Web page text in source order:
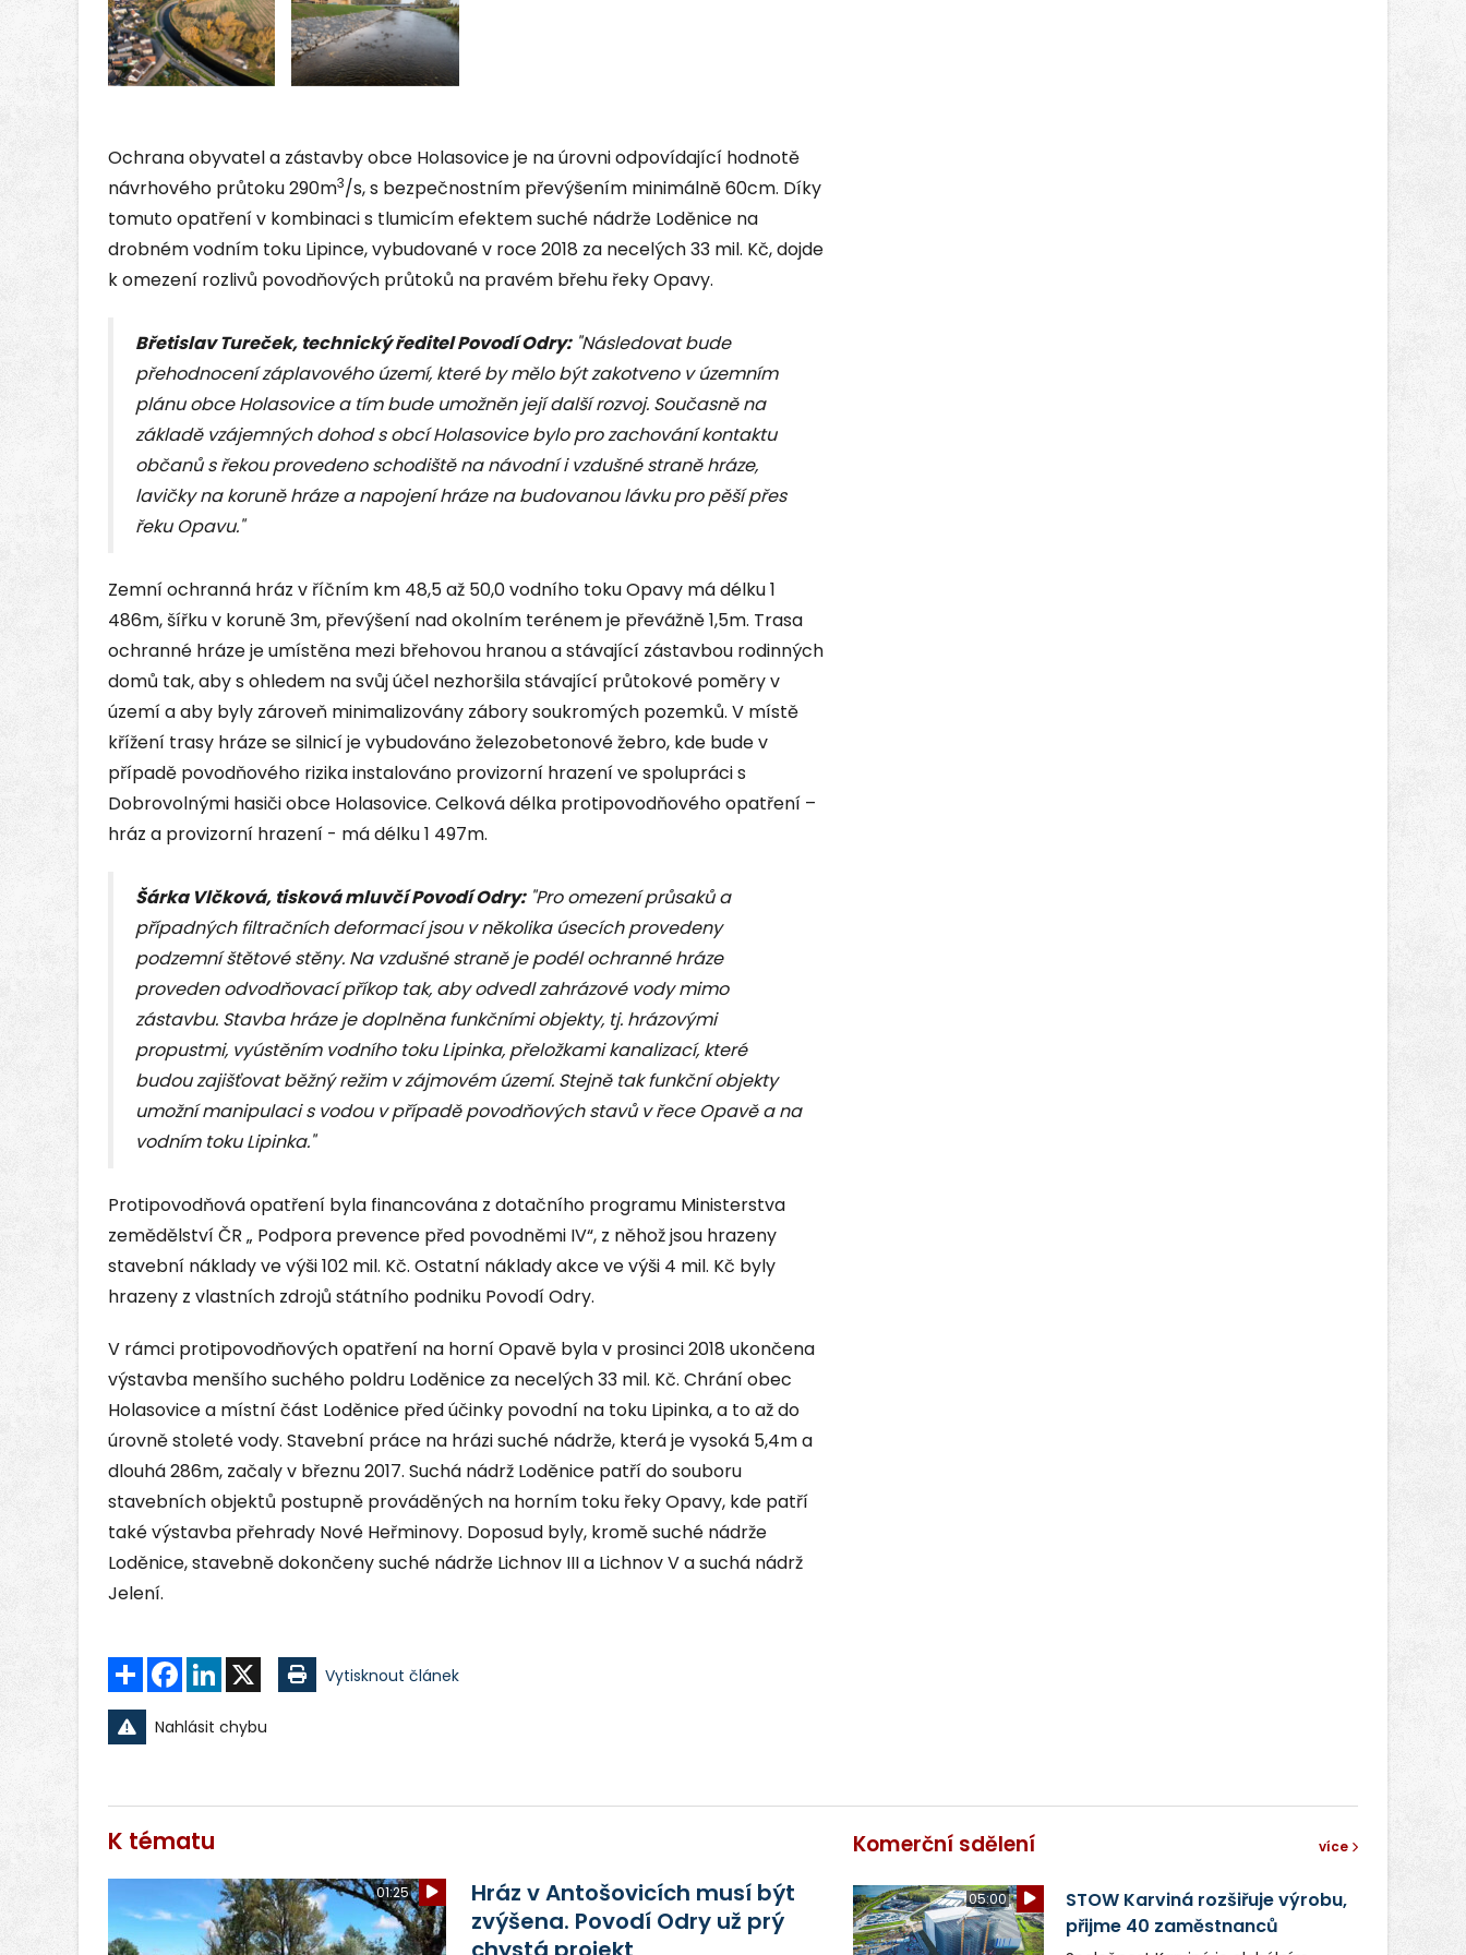
Ochrana obyvatel a zástavby obce Holasovice je na úrovni odpovídající hodnotě
návrhového průtoku 290m3/s, s bezpečnostním převýšením minimálně 60cm. Díky
tomuto opatření v kombinaci s tlumicím efektem suché nádrže Loděnice na
drobném vodním toku Lipince, vybudované v roce 2018 za necelých 33 mil. Kč, dojde
k omezení rozlivů povodňových průtoků na pravém břehu řeky Opavy.
Břetislav Tureček, technický ředitel Povodí Odry:"Následovat bude
přehodnocení záplavového území, které by mělo být zakotveno v územním
plánu obce Holasovice a tím bude umožněn její další rozvoj. Současně na
základě vzájemných dohod s obcí Holasovice bylo pro zachování kontaktu
občanů s řekou provedeno schodiště na návodní i vzdušné straně hráze,
lavičky na koruně hráze a napojení hráze na budovanou lávku pro pěší přes
řeku Opavu."
Zemní ochranná hráz v říčním km 48,5 až 50,0 vodního toku Opavy má délku 1
486m, šířku v koruně 3m, převýšení nad okolním terénem je převážně 1,5m. Trasa
ochranné hráze je umístěna mezi břehovou hranou a stávající zástavbou rodinných
domů tak, aby s ohledem na svůj účel nezhoršila stávající průtokové poměry v
území a aby byly zároveň minimalizovány zábory soukromých pozemků. V místě
křížení trasy hráze se silnicí je vybudováno železobetonové žebro, kde bude v
případě povodňového rizika instalováno provizorní hrazení ve spolupráci s
Dobrovolnými hasiči obce Holasovice. Celková délka protipovodňového opatření –
hráz a provizorní hrazení - má délku 1 497m.
Šárka Vlčková, tisková mluvčí Povodí Odry:"Pro omezení průsaků a
případných filtračních deformací jsou v několika úsecích provedeny
podzemní štětové stěny. Na vzdušné straně je podél ochranné hráze
proveden odvodňovací příkop tak, aby odvedl zahrázové vody mimo
zástavbu. Stavba hráze je doplněna funkčními objekty, tj. hrázovými
propustmi, vyústěním vodního toku Lipinka, přeložkami kanalizací, které
budou zajišťovat běžný režim v zájmovém území. Stejně tak funkční objekty
umožní manipulaci s vodou v případě povodňových stavů v řece Opavě a na
vodním toku Lipinka."
Protipovodňová opatření byla financována z dotačního programu Ministerstva
zemědělství ČR „ Podpora prevence před povodněmi IV“, z něhož jsou hrazeny
stavební náklady ve výši 102 mil. Kč. Ostatní náklady akce ve výši 4 mil. Kč byly
hrazeny z vlastních zdrojů státního podniku Povodí Odry.
V rámci protipovodňových opatření na horní Opavě byla v prosinci 2018 ukončena
výstavba menšího suchého poldru Loděnice za necelých 33 mil. Kč. Chrání obec
Holasovice a místní část Loděnice před účinky povodní na toku Lipinka, a to až do
úrovně stoleté vody. Stavební práce na hrázi suché nádrže, která je vysoká 5,4m a
dlouhá 286m, začaly v březnu 2017. Suchá nádrž Loděnice patří do souboru
stavebních objektů postupně prováděných na horním toku řeky Opavy, kde patří
také výstavba přehrady Nové Heřminovy. Doposud byly, kromě suché nádrže
Loděnice, stavebně dokončeny suché nádrže Lichnov III a Lichnov V a suchá nádrž
Jelení.
Sdílet FacebookLinkedIn Vytisknout článek
Nahlásit chybu
K tématu
01:25
Hráz v Antošovicích musí být
zvýšena. Povodí Odry už prý
Komerční sdělení více
05:00
STOW Karviná rozšiřuje výrobu,
přijme 40 zaměstnanců